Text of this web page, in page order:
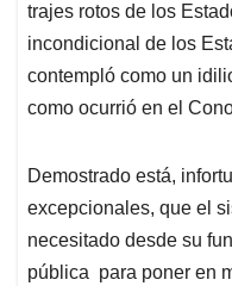
trajes rotos de los
incondicional de los
contempló como un
como ocurrió en el
Demostrado está,
excepcionales, que el
necesitado desde su
pública para poner en